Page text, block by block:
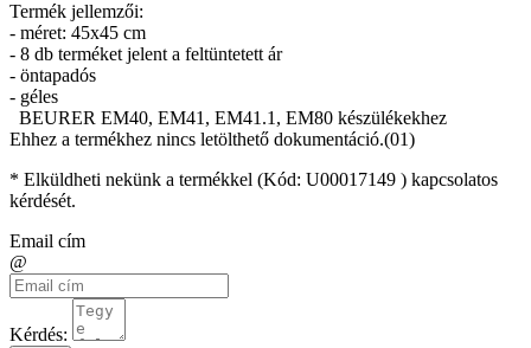
Termék jellemzői:
- méret: 45x45 cm
- 8 db terméket jelent a feltüntetett ár
- öntapadós
- géles
BEURER EM40, EM41, EM41.1, EM80 készülékekhez
Ehhez a termékhez nincs letölthető dokumentáció.(01)
* Elküldheti nekünk a termékkel (Kód: U00017149 ) kapcsolatos
kérdését.
Email cím
@
Kérdés: